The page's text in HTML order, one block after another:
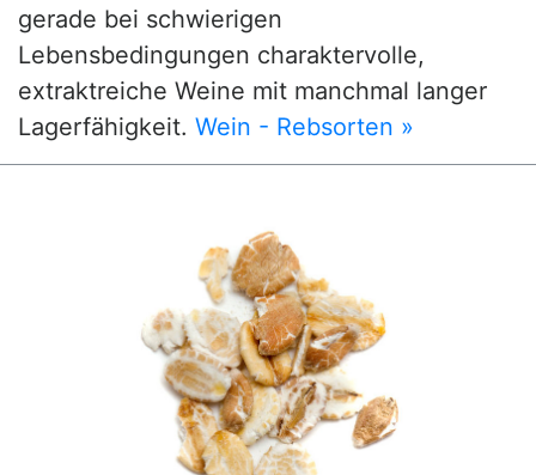
gerade bei schwierigen
Lebensbedingungen charaktervolle,
extraktreiche Weine mit manchmal langer
Lagerfähigkeit. Wein - Rebsorten »